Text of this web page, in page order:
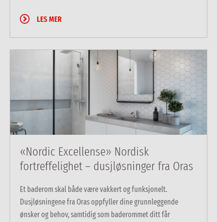
LES MER
«Nordic Excellense» Nordisk
fortreffelighet – dusjløsninger fra Oras
Et baderom skal både være vakkert og funksjonelt.
Dusjløsningene fra Oras oppfyller dine grunnleggende
ønsker og behov, samtidig som baderommet ditt får